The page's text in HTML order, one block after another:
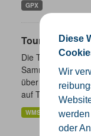
Diese
Wir
oder
GPX
Touristik- und
Die Touristik- und
Sammlung von
über
auf Tourismus,...
WMS